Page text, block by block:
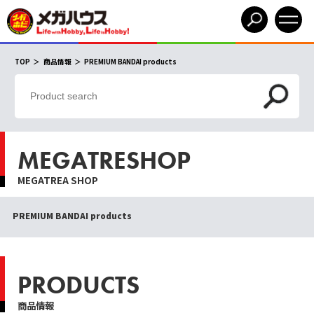
TOP 商品情報 PREMIUM BANDAI products
MEGATRESHOP
MEGATREA SHOP
PREMIUM BANDAI products
PRODUCTS
商品情報